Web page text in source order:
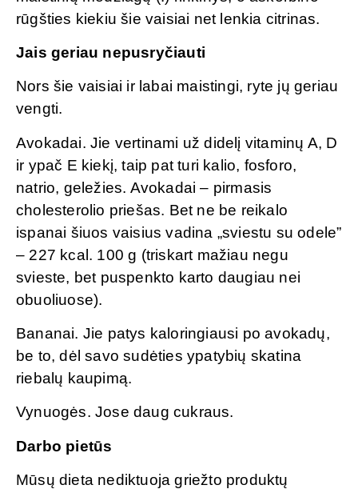
rūgšties kiekiu šie vaisiai net lenkia citrinas.
Jais geriau nepusryčiauti
Nors šie vaisiai ir labai maistingi, ryte jų geriau
vengti.
Avokadai. Jie vertinami už didelį vitaminų A, D
ir ypač E kiekį, taip pat turi kalio, fosforo,
natrio, geležies. Avokadai – pirmasis
cholesterolio priešas. Bet ne be reikalo
ispanai šiuos vaisius vadina „sviestu su odele”
– 227 kcal. 100 g (triskart mažiau negu
svieste, bet puspenkto karto daugiau nei
obuoliuose).
Bananai. Jie patys kaloringiausi po avokadų,
be to, dėl savo sudėties ypatybių skatina
riebalų kaupimą.
Vynuogės. Jose daug cukraus.
Darbo pietūs
Mūsų dieta nediktuoja griežto produktų